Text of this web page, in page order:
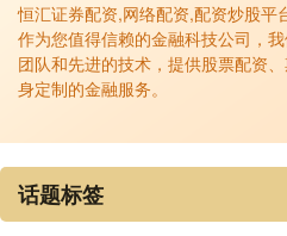
恒汇证券配资,网络配资,配资炒股
作为您值得信赖的金融科技公司，
团队和先进的技术，提供股票配资
身定制的金融服务。
话题标签